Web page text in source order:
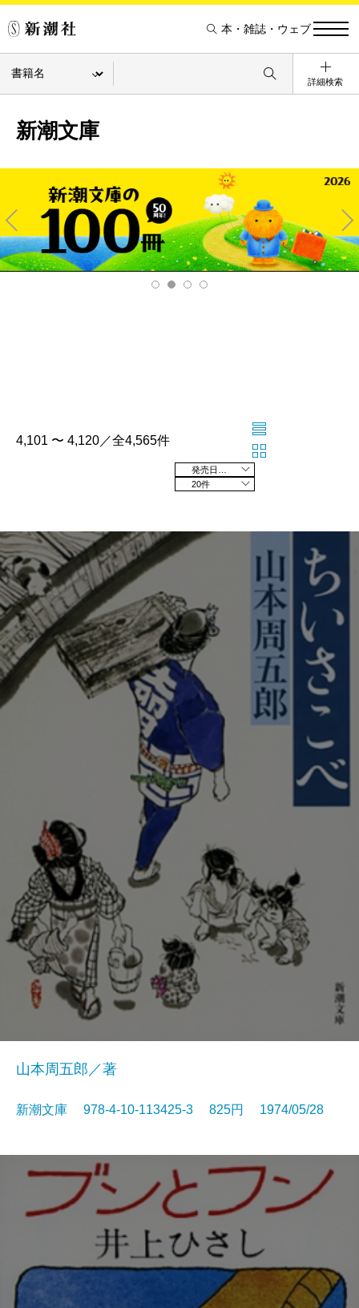
本・雑誌・ウェブ
詳細検索
新潮文庫
Pre
v
Ne
xt
4,101 〜 4,120／全4,565件
20件
山本周五郎／著
新潮文庫 978-4-10-113425-3 825円 1974/05/28